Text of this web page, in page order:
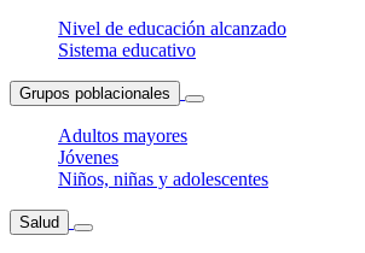
Nivel de educación alcanzado
Sistema educativo
Grupos poblacionales
Adultos mayores
Jóvenes
Niños, niñas y adolescentes
Salud